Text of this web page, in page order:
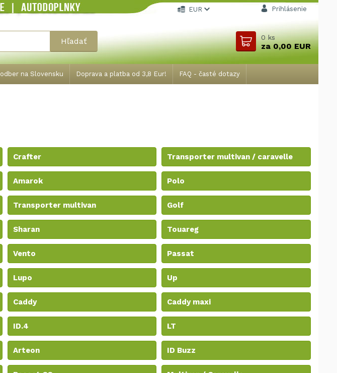
na Slovensku Doprava a platba od 3,8 Eur! FAQ - časté dotazy
EUR Prihlásenie
Hľadať 0ks
za0,00 EUR
Crafter Transporter multivan / caravelle
Amarok Polo
Transporter multivan Golf
Sharan Touareg
Vento Passat
Lupo Up
Caddy Caddy maxi
ID.4 LT
Arteon ID Buzz